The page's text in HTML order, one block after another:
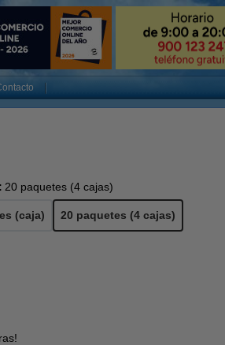
20 paquetes (4 cajas)
(caja) 20 paquetes (4 cajas)